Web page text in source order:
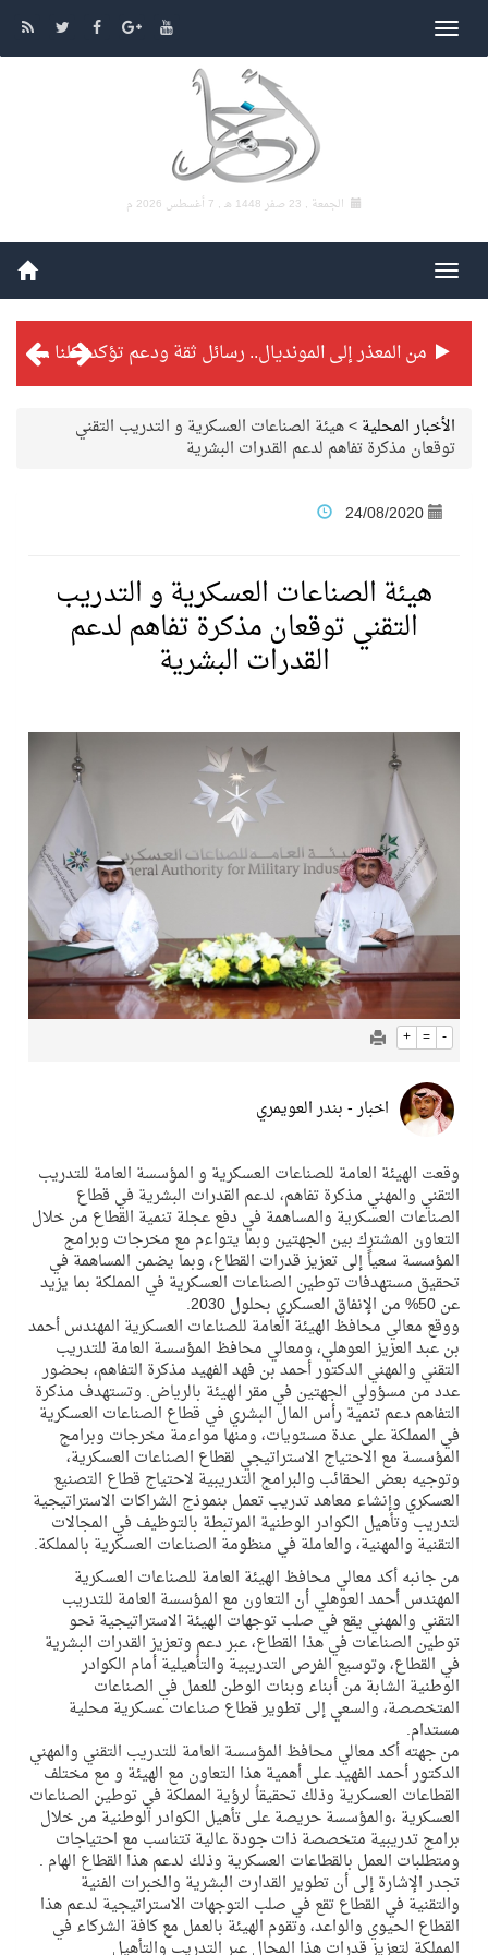
الجمعة , 23 صفر 1448 هـ , 7 أغسطس 2026 م
من المعذر إلى المونديال.. رسائل ثقة ودعم تؤكد: كلنا مع الأخضر
سيل الخير يروي ملاعب الكوكب
المنتخب السعودي ينافس (64) دولة في أولمبياد الفلك والفيزياء الفلكية الدولي بالهند
كأس العالم للرياضات الإلكترونية: فريق Karmine Corp الفرنسي بطلًا لبطولة Rocket League
الأخبار المحلية>هيئة الصناعات العسكرية و التدريب التقني
توقعان مذكرة تفاهم لدعم القدرات البشرية
24/08/2020
هيئة الصناعات العسكرية و التدريب
التقني توقعان مذكرة تفاهم لدعم
القدرات البشرية
+ = -
اخبار - بندر العويمري
وقعت الهيئة العامة للصناعات العسكرية و المؤسسة العامة للتدريب
التقني والمهني مذكرة تفاهم، لدعم القدرات البشرية في قطاع
الصناعات العسكرية والمساهمة في دفع عجلة تنمية القطاع من خلال
التعاون المشترك بين الجهتين وبما يتواءم مع مخرجات وبرامج
المؤسسة سعياً إلى تعزيز قدرات القطاع، وبما يضمن المساهمة في
تحقيق مستهدفات توطين الصناعات العسكرية في المملكة بما يزيد
عن 50% من الإنفاق العسكري بحلول 2030.
ووقع معالي محافظ الهيئة العامة للصناعات العسكرية المهندس أحمد
بن عبد العزيز العوهلي، ومعالي محافظ المؤسسة العامة للتدريب
التقني والمهني الدكتور أحمد بن فهد الفهيد مذكرة التفاهم، بحضور
عدد من مسؤولي الجهتين في مقر الهيئة بالرياض. وتستهدف مذكرة
التفاهم دعم تنمية رأس المال البشري في قطاع الصناعات العسكرية
في المملكة على عدة مستويات، ومنها مواءمة مخرجات وبرامج
المؤسسة مع الاحتياج الاستراتيجي لقطاع الصناعات العسكرية،
وتوجيه بعض الحقائب والبرامج التدريبية لاحتياج قطاع التصنيع
العسكري وإنشاء معاهد تدريب تعمل بنموذج الشراكات الاستراتيجية
لتدريب وتأهيل الكوادر الوطنية المرتبطة بالتوظيف في المجالات
التقنية والمهنية، والعاملة في منظومة الصناعات العسكرية بالمملكة.
من جانبه أكد معالي محافظ الهيئة العامة للصناعات العسكرية
المهندس أحمد العوهلي أن التعاون مع المؤسسة العامة للتدريب
التقني والمهني يقع في صلب توجهات الهيئة الاستراتيجية نحو
توطين الصناعات في هذا القطاع، عبر دعم وتعزيز القدرات البشرية
في القطاع، وتوسيع الفرص التدريبية والتأهيلية أمام الكوادر
الوطنية الشابة من أبناء وبنات الوطن للعمل في الصناعات
المتخصصة، والسعي إلى تطوير قطاع صناعات عسكرية محلية
مستدام.
من جهته أكد معالي محافظ المؤسسة العامة للتدريب التقني والمهني
الدكتور أحمد الفهيد على أهمية هذا التعاون مع الهيئة و مع مختلف
القطاعات العسكرية وذلك تحقيقاُ لرؤية المملكة في توطين الصناعات
العسكرية ،والمؤسسة حريصة على تأهيل الكوادر الوطنية من خلال
برامج تدريبية متخصصة ذات جودة عالية تتناسب مع احتياجات
ومتطلبات العمل بالقطاعات العسكرية وذلك لدعم هذا القطاع الهام .
تجدر الإشارة إلى أن تطوير القدارت البشرية والخبرات الفنية
والتقنية في القطاع تقع في صلب التوجهات الاستراتيجية لدعم هذا
القطاع الحيوي والواعد، وتقوم الهيئة بالعمل مع كافة الشركاء في
المملكة لتعزيز قدرات هذا المجال عبر التدريب والتأهيل